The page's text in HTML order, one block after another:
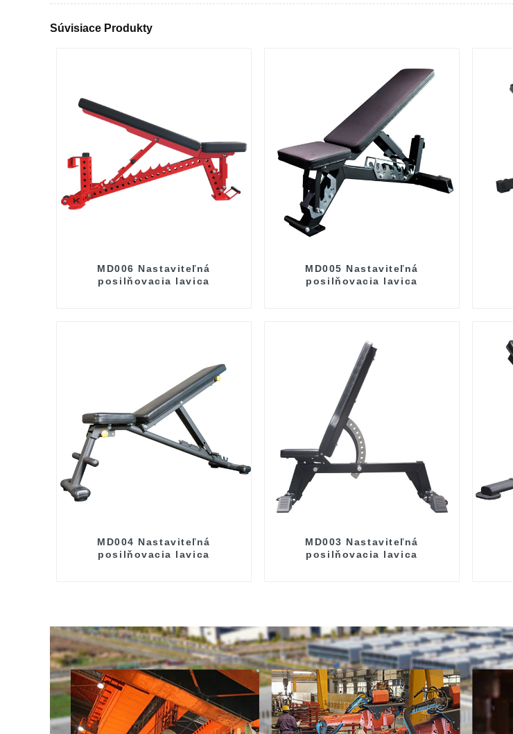
Súvisiace Produkty
MD006 Nastaviteľná
posilňovacia lavica
MD005 Nastaviteľná
posilňovacia lavica
MD004 Nastaviteľná
posilňovacia lavica
MD003 Nastaviteľná
posilňovacia lavica